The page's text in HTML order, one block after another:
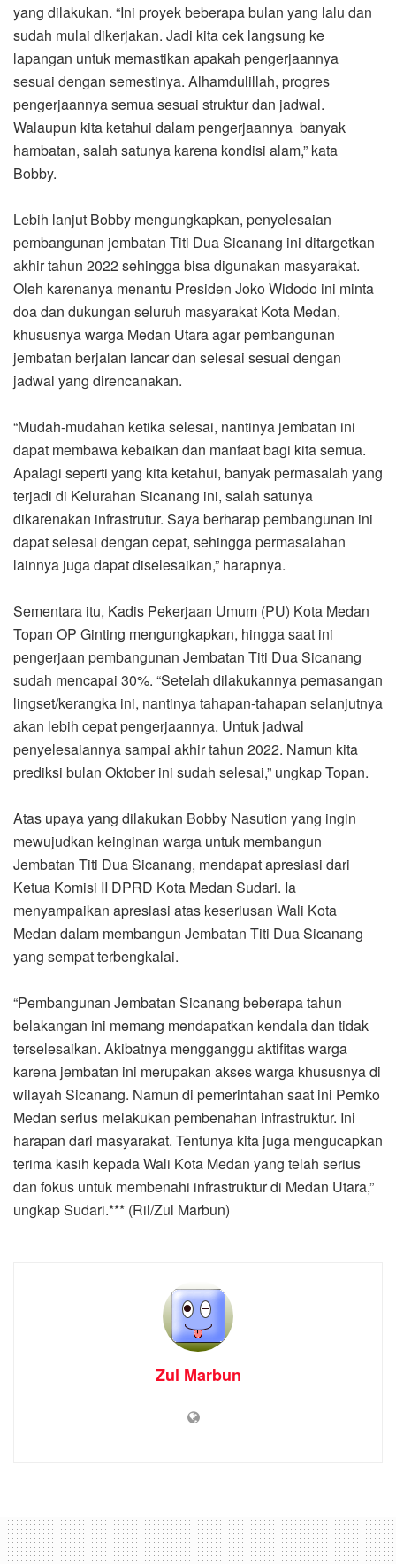
yang dilakukan. “Ini proyek beberapa bulan yang lalu dan
sudah mulai dikerjakan. Jadi kita cek langsung ke
lapangan untuk memastikan apakah pengerjaannya
sesuai dengan semestinya. Alhamdulillah, progres
pengerjaannya semua sesuai struktur dan jadwal.
Walaupun kita ketahui dalam pengerjaannya banyak
hambatan, salah satunya karena kondisi alam,” kata
Bobby.
Lebih lanjut Bobby mengungkapkan, penyelesaian
pembangunan jembatan Titi Dua Sicanang ini ditargetkan
akhir tahun 2022 sehingga bisa digunakan masyarakat.
Oleh karenanya menantu Presiden Joko Widodo ini minta
doa dan dukungan seluruh masyarakat Kota Medan,
khususnya warga Medan Utara agar pembangunan
jembatan berjalan lancar dan selesai sesuai dengan
jadwal yang direncanakan.
“Mudah-mudahan ketika selesai, nantinya jembatan ini
dapat membawa kebaikan dan manfaat bagi kita semua.
Apalagi seperti yang kita ketahui, banyak permasalah yang
terjadi di Kelurahan Sicanang ini, salah satunya
dikarenakan infrastrutur. Saya berharap pembangunan ini
dapat selesai dengan cepat, sehingga permasalahan
lainnya juga dapat diselesaikan,” harapnya.
Sementara itu, Kadis Pekerjaan Umum (PU) Kota Medan
Topan OP Ginting mengungkapkan, hingga saat ini
pengerjaan pembangunan Jembatan Titi Dua Sicanang
sudah mencapai 30%. “Setelah dilakukannya pemasangan
lingset/kerangka ini, nantinya tahapan-tahapan selanjutnya
akan lebih cepat pengerjaannya. Untuk jadwal
penyelesaiannya sampai akhir tahun 2022. Namun kita
prediksi bulan Oktober ini sudah selesai,” ungkap Topan.
Atas upaya yang dilakukan Bobby Nasution yang ingin
mewujudkan keinginan warga untuk membangun
Jembatan Titi Dua Sicanang, mendapat apresiasi dari
Ketua Komisi II DPRD Kota Medan Sudari. Ia
menyampaikan apresiasi atas keseriusan Wali Kota
Medan dalam membangun Jembatan Titi Dua Sicanang
yang sempat terbengkalai.
“Pembangunan Jembatan Sicanang beberapa tahun
belakangan ini memang mendapatkan kendala dan tidak
terselesaikan. Akibatnya mengganggu aktifitas warga
karena jembatan ini merupakan akses warga khususnya di
wilayah Sicanang. Namun di pemerintahan saat ini Pemko
Medan serius melakukan pembenahan infrastruktur. Ini
harapan dari masyarakat. Tentunya kita juga mengucapkan
terima kasih kepada Wali Kota Medan yang telah serius
dan fokus untuk membenahi infrastruktur di Medan Utara,”
ungkap Sudari.*** (Ril/Zul Marbun)
Zul Marbun